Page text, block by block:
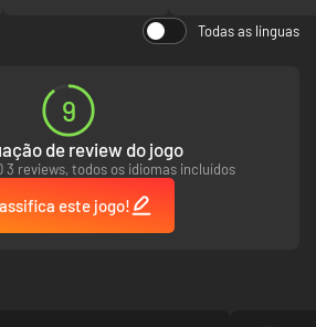
sobe de nível, experimenta diversas
de forma criativa.
VIBRANTE
Todas as línguas
9
de review do jogo
3 reviews, todos os idiomas incluídos
este jogo!